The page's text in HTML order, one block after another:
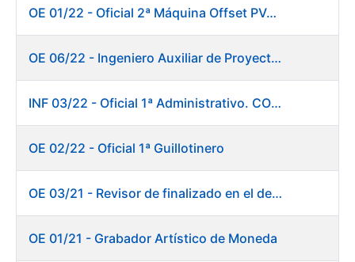
OE 01/22 - Oficial 2ª Máquina Offset PVC+2 colores
OE 06/22 - Ingeniero Auxiliar de Proyectos
INF 03/22 - Oficial 1ª Administrativo. CONSOLIDACIÓN EMPLEO TEMPORAL LARGA DURACIÓN
OE 02/22 - Oficial 1ª Guillotinero
OE 03/21 - Revisor de finalizado en el departamento Fábrica de Papel - Burgos
OE 01/21 - Grabador Artístico de Moneda